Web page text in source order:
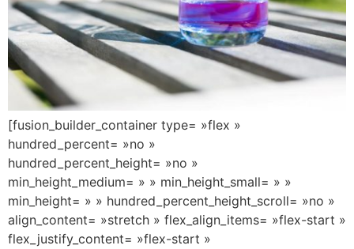
[fusion_builder_container type= »flex »
hundred_percent= »no »
hundred_percent_height= »no »
min_height_medium= » » min_height_small= » »
min_height= » » hundred_percent_height_scroll= »no »
align_content= »stretch » flex_align_items= »flex-start »
flex_justify_content= »flex-start »